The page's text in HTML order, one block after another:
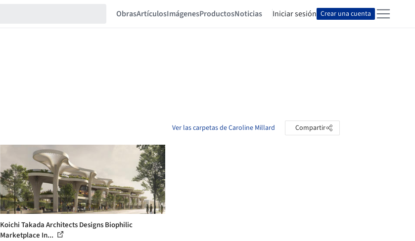
ObrasArtículosImágenesProductosNoticias Iniciar sesión Crear una cuenta
Ver las carpetas de Caroline Millard Compartir
Koichi Takada Architects Designs Biophilic
Marketplace In...